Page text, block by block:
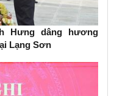
Hưng dâng hương
Lạng Sơn